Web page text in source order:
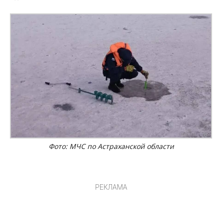
Фото: МЧС по Астраханской области
РЕКЛАМА